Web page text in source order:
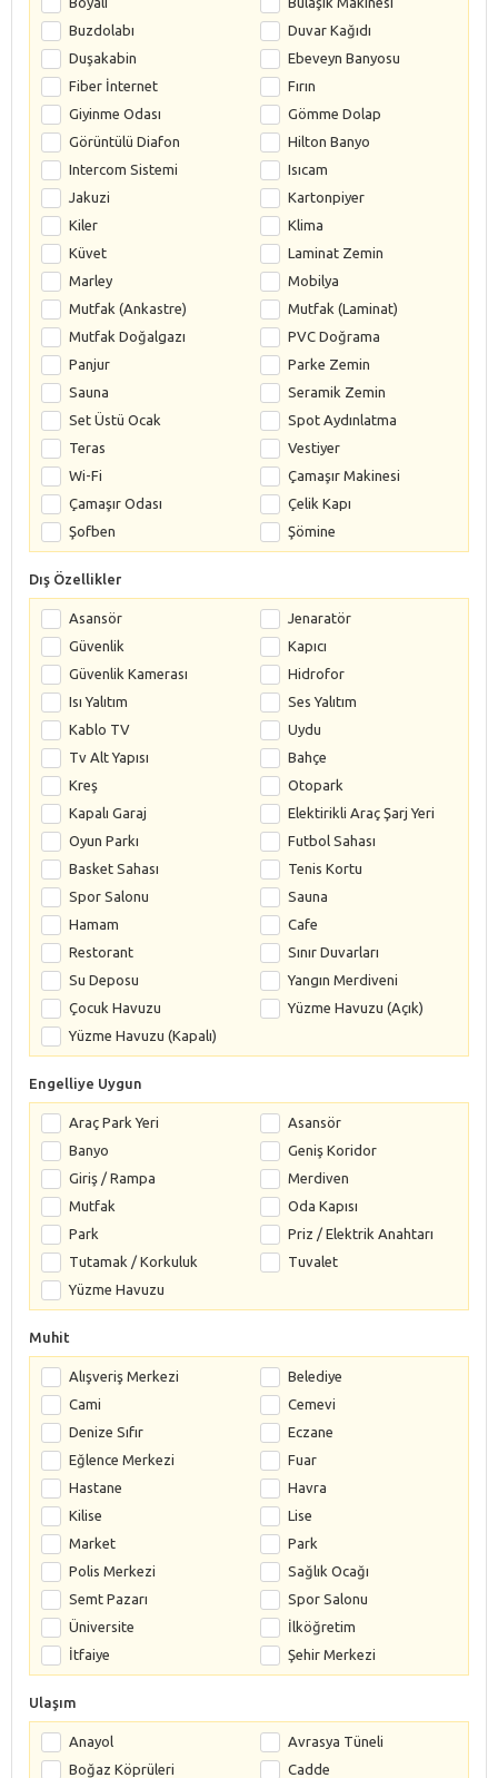
Buzdolabı
Duvar Kağıdı
Duşakabin
Ebeveyn Banyosu
Fiber İnternet
Fırın
Giyinme Odası
Gömme Dolap
Görüntülü Diafon
Hilton Banyo
Intercom Sistemi
Isıcam
Jakuzi
Kartonpiyer
Kiler
Klima
Küvet
Laminat Zemin
Marley
Mobilya
Mutfak (Ankastre)
Mutfak (Laminat)
Mutfak Doğalgazı
PVC Doğrama
Panjur
Parke Zemin
Sauna
Seramik Zemin
Set Üstü Ocak
Spot Aydınlatma
Teras
Vestiyer
Wi-Fi
Çamaşır Makinesi
Çamaşır Odası
Çelik Kapı
Şofben
Şömine
Dış Özellikler
Asansör
Jenaratör
Güvenlik
Kapıcı
Güvenlik Kamerası
Hidrofor
Isı Yalıtım
Ses Yalıtım
Kablo TV
Uydu
Tv Alt Yapısı
Bahçe
Kreş
Otopark
Kapalı Garaj
Elektirikli Araç Şarj Yeri
Oyun Parkı
Futbol Sahası
Basket Sahası
Tenis Kortu
Spor Salonu
Sauna
Hamam
Cafe
Restorant
Sınır Duvarları
Su Deposu
Yangın Merdiveni
Çocuk Havuzu
Yüzme Havuzu (Açık)
Yüzme Havuzu (Kapalı)
Engelliye Uygun
Araç Park Yeri
Asansör
Banyo
Geniş Koridor
Giriş / Rampa
Merdiven
Mutfak
Oda Kapısı
Park
Priz / Elektrik Anahtarı
Tutamak / Korkuluk
Tuvalet
Yüzme Havuzu
Muhit
Alışveriş Merkezi
Belediye
Cami
Cemevi
Denize Sıfır
Eczane
Eğlence Merkezi
Fuar
Hastane
Havra
Kilise
Lise
Market
Park
Polis Merkezi
Sağlık Ocağı
Semt Pazarı
Spor Salonu
Üniversite
İlköğretim
İtfaiye
Şehir Merkezi
Ulaşım
Anayol
Avrasya Tüneli
Boğaz Köprüleri
Cadde